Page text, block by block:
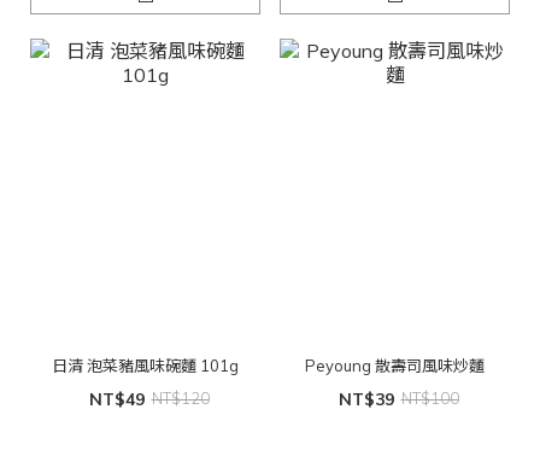
日清 泡菜豬風味碗麵 101g
NT$49 NT$120
Peyoung 散壽司風味炒麵
NT$39 NT$100